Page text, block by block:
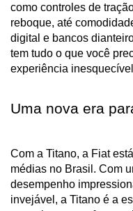
como controles de
reboque, até
digital e bancos
tem tudo o que você
experiência
Uma nova era
Com a Titano, a Fiat
médias no Brasil. Com
desempenho
invejável, a Titano é a